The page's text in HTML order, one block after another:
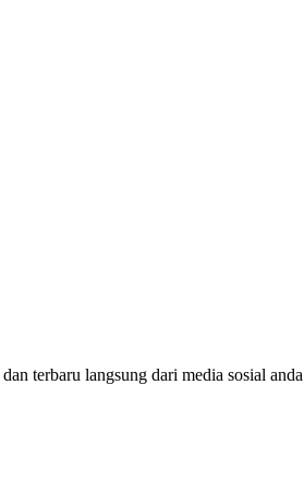
terbaru langsung dari media sosial anda